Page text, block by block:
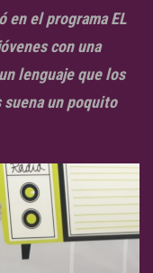
en el programa EL
con una
lenguaje que los
un poquito